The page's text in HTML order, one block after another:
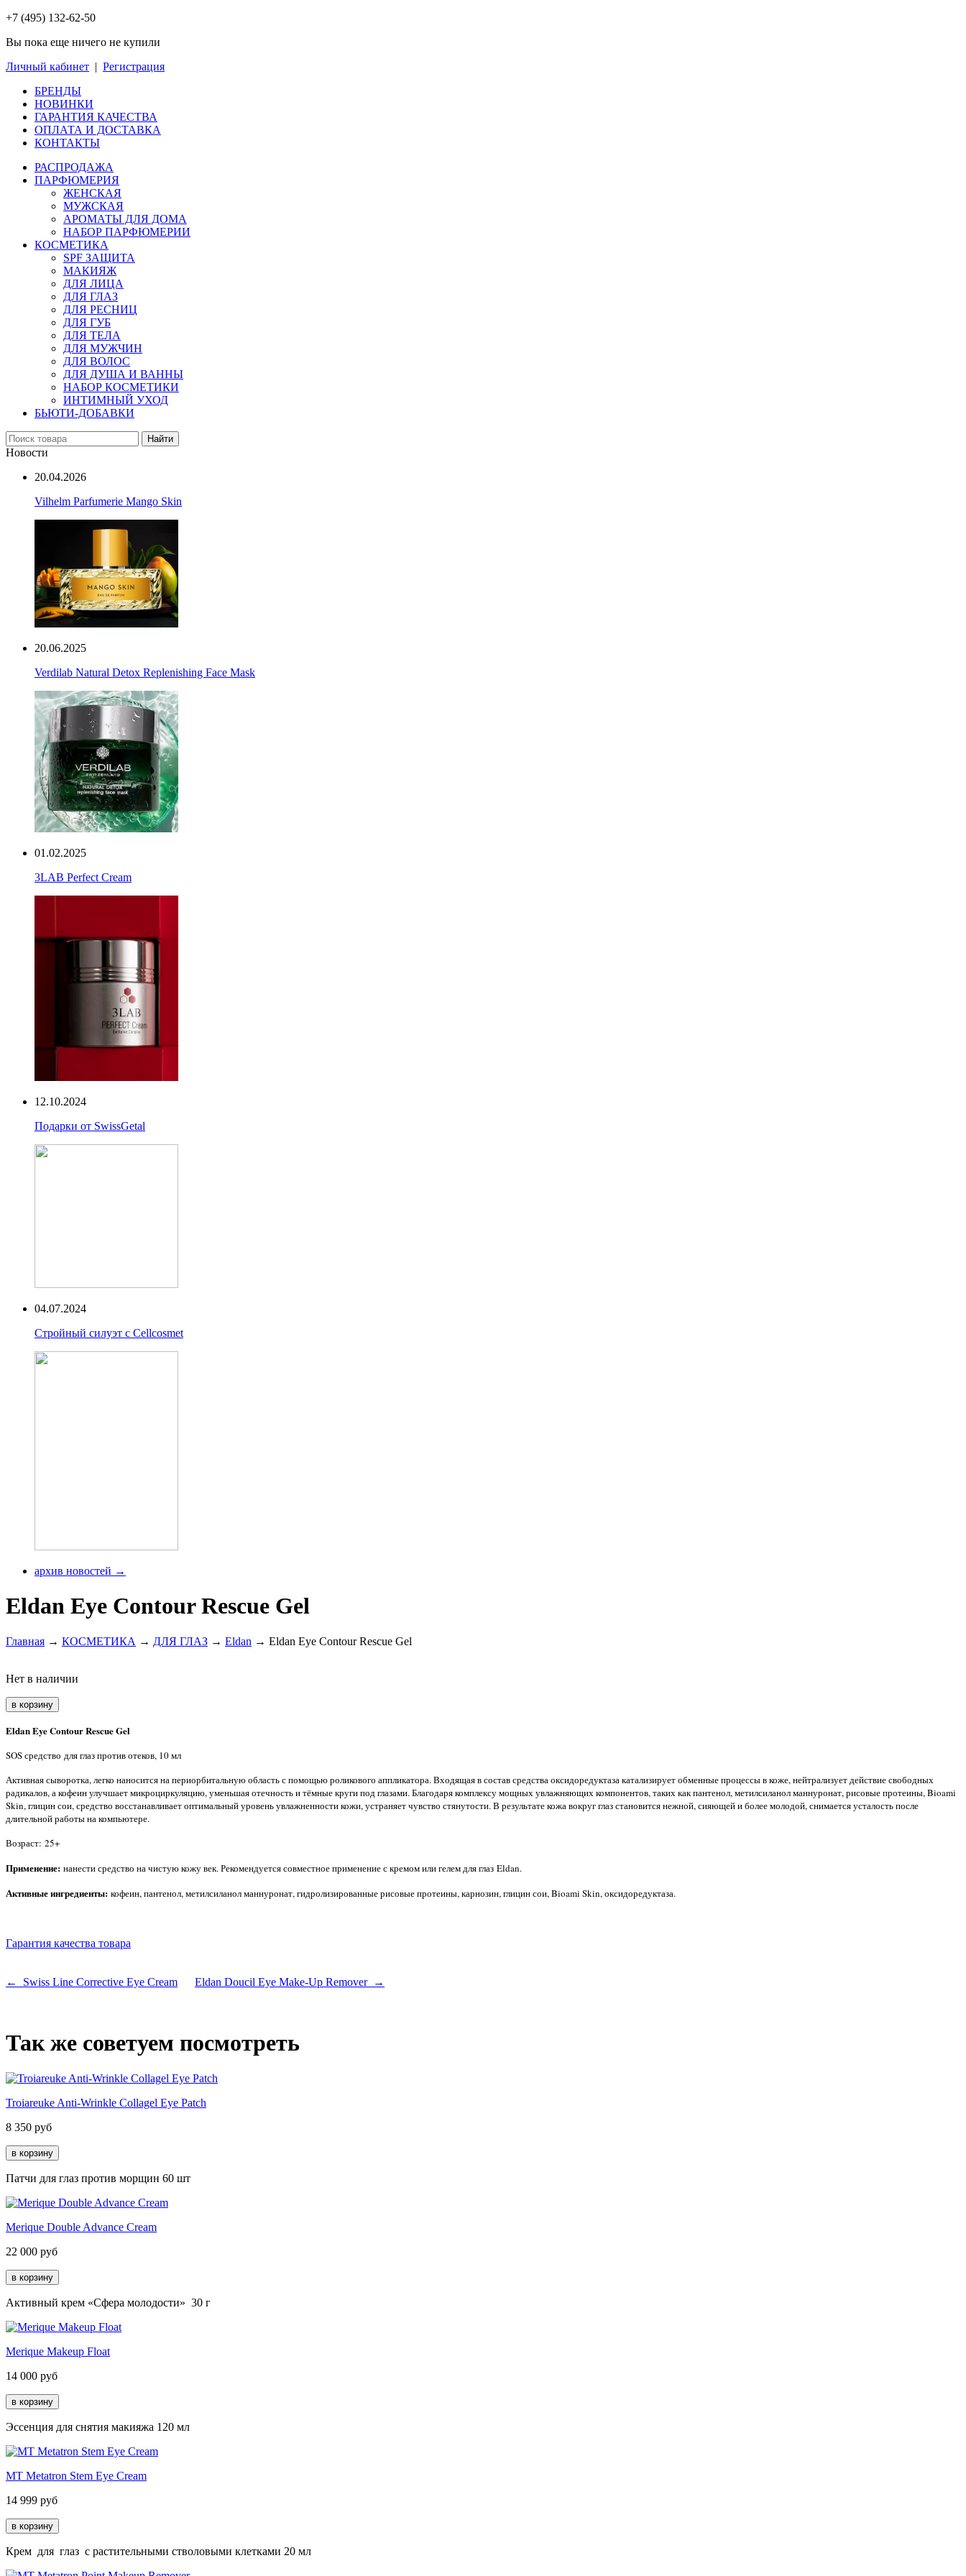
+7 (495) 132-62-50
Вы пока еще ничего не купили
Личный кабинет | Регистрация
БРЕНДЫ
НОВИНКИ
ГАРАНТИЯ КАЧЕСТВА
ОПЛАТА И ДОСТАВКА
КОНТАКТЫ
РАСПРОДАЖА
ПАРФЮМЕРИЯ
ЖЕНСКАЯ
МУЖСКАЯ
АРОМАТЫ ДЛЯ ДОМА
НАБОР ПАРФЮМЕРИИ
КОСМЕТИКА
SPF ЗАЩИТА
МАКИЯЖ
ДЛЯ ЛИЦА
ДЛЯ ГЛАЗ
ДЛЯ РЕСНИЦ
ДЛЯ ГУБ
ДЛЯ ТЕЛА
ДЛЯ МУЖЧИН
ДЛЯ ВОЛОС
ДЛЯ ДУША И ВАННЫ
НАБОР КОСМЕТИКИ
ИНТИМНЫЙ УХОД
БЬЮТИ-ДОБАВКИ
Найти
Новости
20.04.2026
Vilhelm Parfumerie Mango Skin
20.06.2025
Verdilab Natural Detox Replenishing Face Mask
01.02.2025
3LAB Perfect Cream
12.10.2024
Подарки от SwissGetal
04.07.2024
Стройный силуэт с Cellcosmet
архив новостей →
Eldan Eye Contour Rescue Gel
Главная → КОСМЕТИКА → ДЛЯ ГЛАЗ → Eldan → Eldan Eye Contour Rescue Gel
Нет в наличии
Eldan Eye Contour Rescue Gel
SOS средство для глаз против отеков, 10 мл
Активная сыворотка, легко наносится на периорбитальную область с помощью роликового аппликатора. Входящая в состав средства оксидоредуктаза катализирует обменные процессы в коже, нейтрализует действие свободных
радикалов, а кофеин улучшает микроциркуляцию, уменьшая отечность и тёмные круги под глазами. Благодаря комплексу мощных увлажняющих компонентов, таких как пантенол, метилсиланол маннуронат, рисовые протеины, Bioami
Skin, глицин сои, средство восстанавливает оптимальный уровень увлажненности кожи, устраняет чувство стянутости. В результате кожа вокруг глаз становится нежной, сияющей и более молодой, снимается усталость после
длительной работы на компьютере.
Возраст: 25+
Применение: нанести средство на чистую кожу век. Рекомендуется совместное применение с кремом или гелем для глаз Eldan.
Активные ингредиенты: кофеин, пантенол, метилсиланол маннуронат, гидролизированные рисовые протеины, карнозин, глицин сои, Bioami Skin, оксидоредуктаза.
Гарантия качества товара
← Swiss Line Corrective Eye Cream Eldan Doucil Eye Make-Up Remover →
Так же советуем посмотреть
Troiareuke Anti-Wrinkle Collagel Eye Patch
8 350 руб
Патчи для глаз против морщин 60 шт
Merique Double Advance Cream
22 000 руб
Активный крем «Сфера молодости» 30 г
Merique Makeup Float
14 000 руб
Эссенция для снятия макияжа 120 мл
MT Metatron Stem Eye Cream
14 999 руб
Крем для глаз с растительными стволовыми клетками 20 мл